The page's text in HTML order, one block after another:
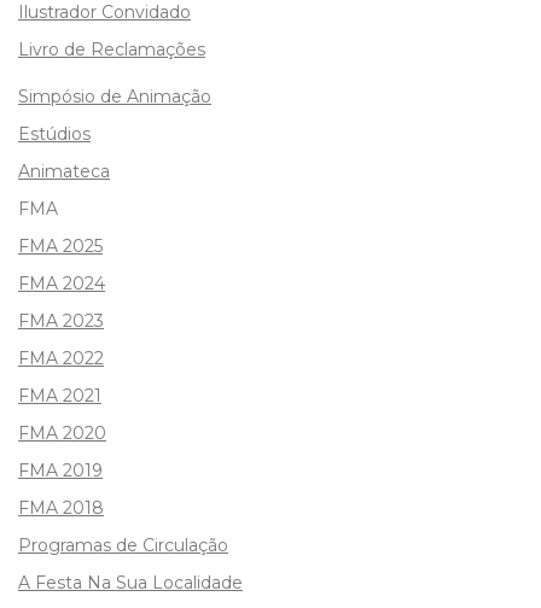
Ilustrador Convidado
Livro de Reclamações
Simpósio de Animação
Estúdios
Animateca
FMA
FMA 2025
FMA 2024
FMA 2023
FMA 2022
FMA 2021
FMA 2020
FMA 2019
FMA 2018
Programas de Circulação
A Festa Na Sua Localidade